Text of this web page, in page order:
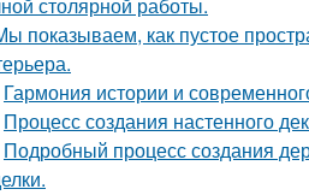
показываем, как пустое
Гармония истории и
Процесс создания настенного
Подробный процесс создания